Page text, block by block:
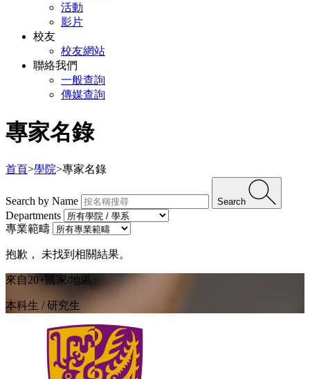
活動
影片
校友
校友網站
聯絡我們
一般查詢
傳媒查詢
專家名錄
首頁>學院>專家名錄
Search by Name Search
Departments
專業範疇
抱歉， 未找到相關結果。
來自20+國家/地區
本科生 / 研究生